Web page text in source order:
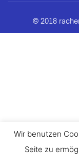
© 2018
Wir benutzen
Seite zu